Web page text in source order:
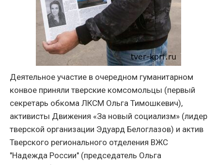
Деятельное участие в очередном гуманитарном
конвое приняли тверские комсомольцы (первый
секретарь обкома ЛКСМ Ольга Тимошкевич),
активисты Движения «За новый социализм» (лидер
тверской организации Эдуард Белоглазов) и актив
Тверского регионального отделения ВЖС
"Надежда России" (председатель Ольга